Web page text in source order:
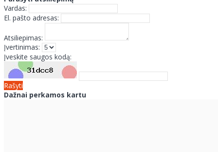
Vardas:
El. pašto adresas:
Atsiliepimas:
Įvertinimas:
Įveskite saugos kodą:
Rašyti
Dažnai perkamos kartu